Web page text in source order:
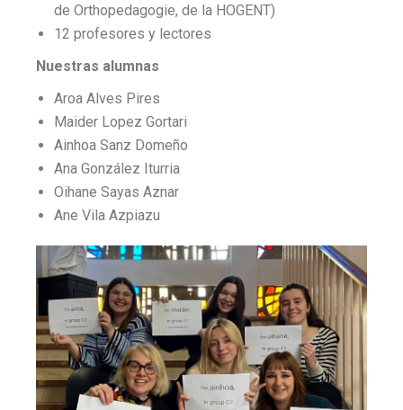
de Orthopedagogie, de la HOGENT)
12 profesores y lectores
Nuestras alumnas
Aroa Alves Pires
Maider Lopez Gortari
Ainhoa Sanz Domeño
Ana González Iturria
Oihane Sayas Aznar
Ane Vila Azpiazu